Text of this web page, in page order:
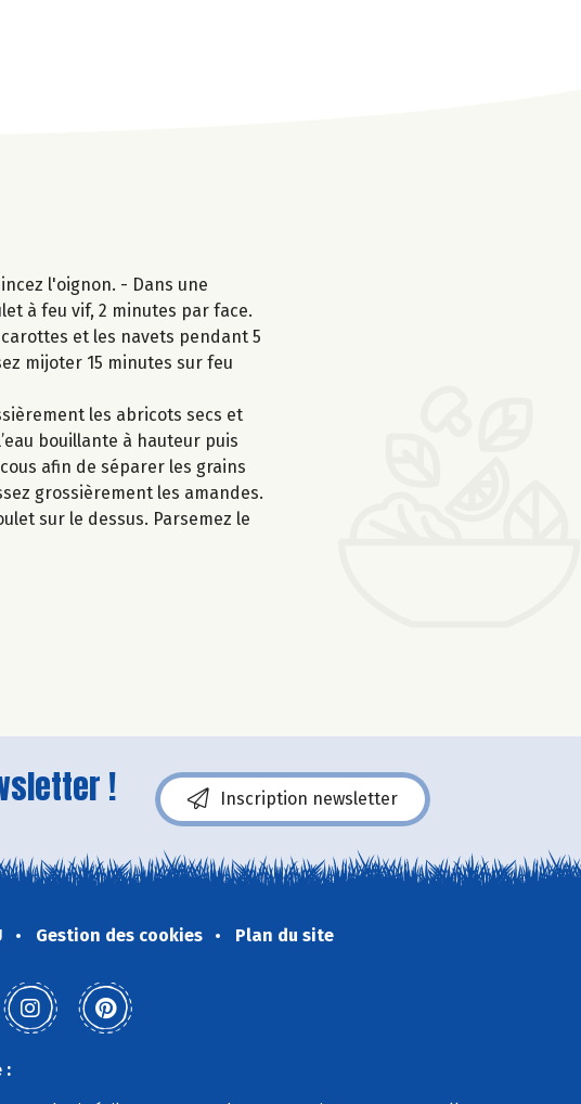
l'oignon. - Dans une
à feu vif, 2 minutes par face.
et les navets pendant 5
mijoter 15 minutes sur feu
les abricots secs et
bouillante à hauteur puis
afin de séparer les grains
grossièrement les amandes.
sur le dessus. Parsemez le
! Inscription newsletter
Gestion des cookies Plan du site
: